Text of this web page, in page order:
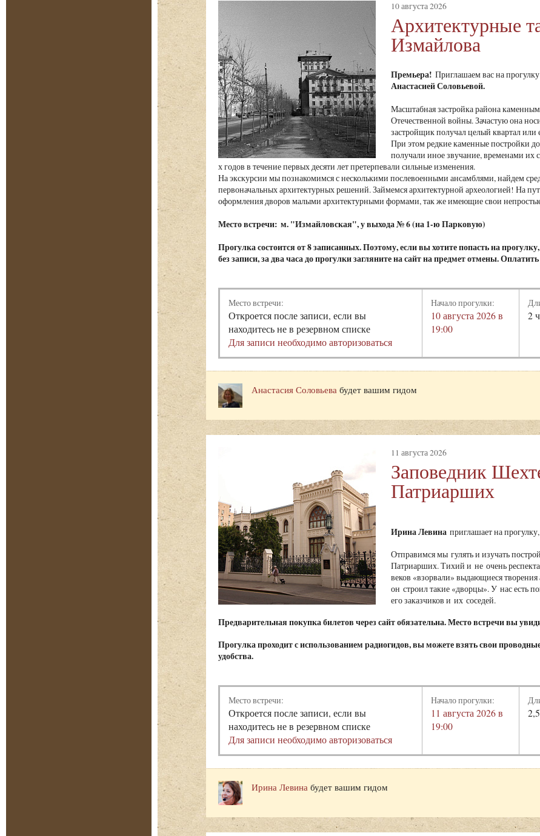
10 августа 2026
Архитектурные
Измайлова
Премьера! Приглашаем вас на
Анастасией Соловьевой.
Масштабная застройка района
Отечественной войны. Зачастую она
застройщик получал целый квартал или
При этом редкие каменные постройки
получали иное звучание, временами их
х годов в течение первых десяти лет претерпевали сильные изменения.
На экскурсии мы познакомимся с несколькими послевоенными ансамблями, найдем
первоначальных архитектурных решений. Займемся архитектурной археологией! На
оформления дворов малыми архитектурными формами, так же имеющие свои
Место встречи: м. "Измайловская", у выхода № 6 (на 1-ю Парковую)
Прогулка состоится от 8 записанных. Поэтому, если вы хотите попасть на
без записи, за два часа до прогулки загляните на сайт на предмет отмены.
Место встречи:
Откроется после записи, если вы
находитесь не в резервном списке
Для записи необходимо авторизоваться
Начало прогулки:
10 августа 2026 в
19:00
2
Анастасия Соловьева будет вашим гидом
11 августа 2026
Заповедник
Патриарших
Ирина Левина приглашает на
Отправимся мы гулять и изучать
Патриарших. Тихий и не очень
веков «взорвали» выдающиеся творения
он строил такие «дворцы». У нас есть
его заказчиков и их соседей.
Предварительная покупка билетов через сайт обязательна. Место встречи вы
Прогулка проходит с использованием радиогидов, вы можете взять свои
удобства.
Место встречи:
Откроется после записи, если вы
находитесь не в резервном списке
Для записи необходимо авторизоваться
Начало прогулки:
11 августа 2026 в
19:00
Ирина Левина будет вашим гидом